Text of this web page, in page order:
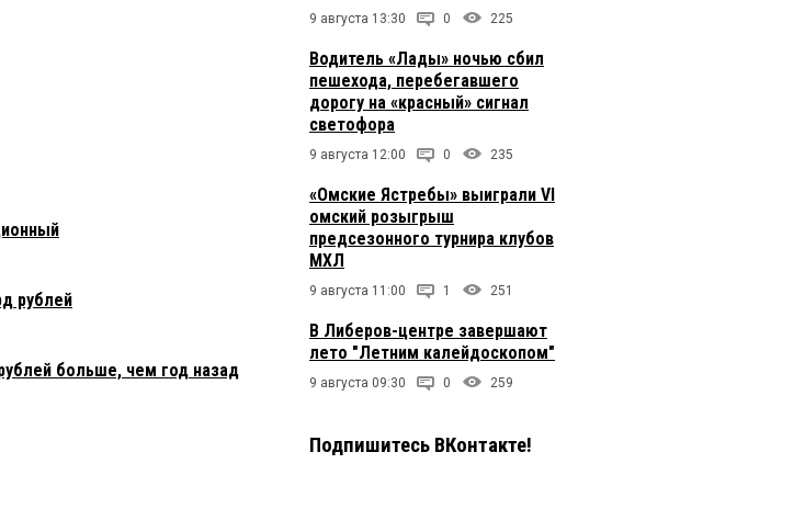
рублей
больше, чем год назад
9 августа 13:30 0 225
Водитель «Лады» ночью сбил
пешехода, перебегавшего
дорогу на «красный» сигнал
светофора
9 августа 12:00 0 235
«Омские Ястребы» выиграли VI
омский розыгрыш
предсезонного турнира клубов
МХЛ
9 августа 11:00 1 251
В Либеров-центре завершают
лето "Летним калейдоскопом"
9 августа 09:30 0 259
Подпишитесь ВКонтакте!